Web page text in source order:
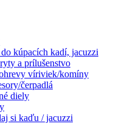
kúpacích kadí, jacuzzi
a prílušenstvo
víriviek/komíny
čerpadlá
diely
si kaďu / jacuzzi